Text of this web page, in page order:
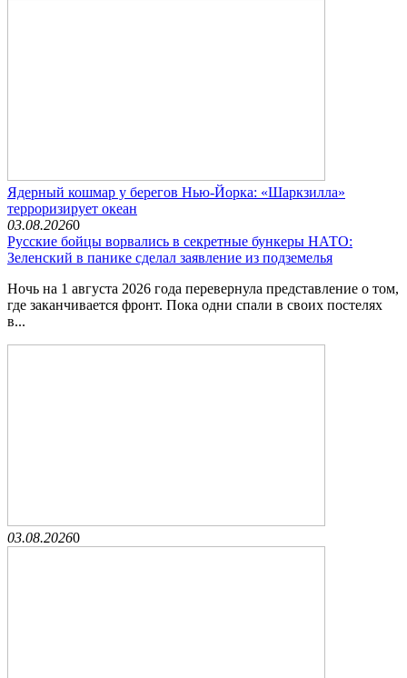
Ядерный кошмар у берегов Нью-Йорка: «Шаркзилла»
терроризирует океан
03.08.20260
Русские бойцы ворвались в секретные бункеры НАТО:
Зеленский в панике сделал заявление из подземелья
Ночь на 1 августа 2026 года перевернула представление о том,
где заканчивается фронт. Пока одни спали в своих постелях
в...
03.08.20260